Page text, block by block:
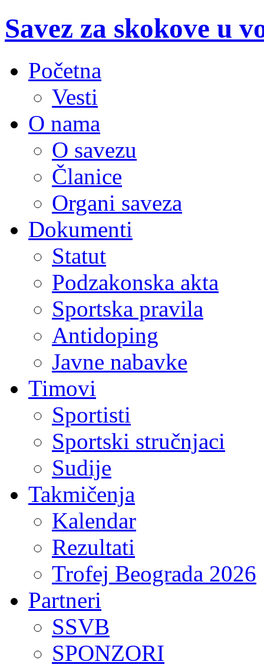
Savez za skokove u
Početna
Vesti
O nama
O savezu
Članice
Organi saveza
Dokumenti
Statut
Podzakonska akta
Sportska pravila
Antidoping
Javne nabavke
Timovi
Sportisti
Sportski stručnjaci
Sudije
Takmičenja
Kalendar
Rezultati
Trofej Beograda 2026
Partneri
SSVB
SPONZORI